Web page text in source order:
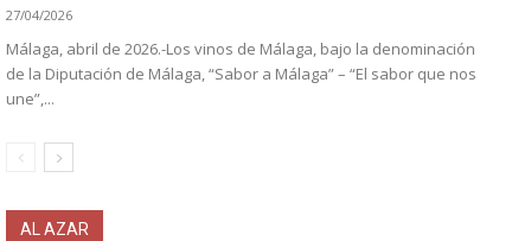
27/04/2026
Málaga, abril de 2026.-Los vinos de Málaga, bajo la denominación
de la Diputación de Málaga, “Sabor a Málaga” – “El sabor que nos
une”,...
AL AZAR